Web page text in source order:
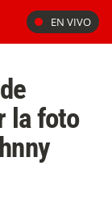
EN VIVO
la foto